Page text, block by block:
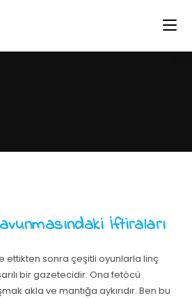
İftiraları
ettikten sonra çeşitli oyunlarla linç
bir gazetecidir. Ona fetöcü
akla ve mantığa aykırıdır. Ben bu